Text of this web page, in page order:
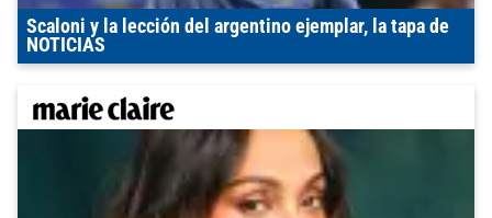
Scaloni y la lección del argentino ejemplar, la tapa de
NOTICIAS